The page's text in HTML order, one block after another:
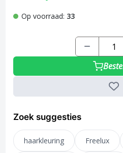
Op voorraad: 33
Zoek suggesties
haarkleuring Freelux